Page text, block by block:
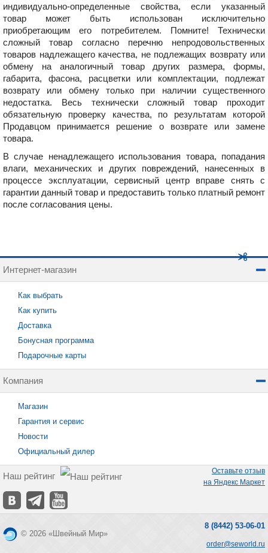
индивидуально-определенные свойства, если указанный
товар может быть использован исключительно
приобретающим его потребителем. Помните! Технически
сложный товар согласно перечню непродовольственных
товаров надлежащего качества, не подлежащих возврату или
обмену на аналогичный товар других размера, формы,
габарита, фасона, расцветки или комплектации, подлежат
возврату или обмену только при наличии существенного
недостатка. Весь технически сложный товар проходит
обязательную проверку качества, по результатам которой
Продавцом принимается решение о возврате или замене
товара.
В случае ненадлежащего использования товара, попадания
влаги, механических и других повреждений, нанесенных в
процессе эксплуатации, сервисный центр вправе снять с
гарантии данный товар и предоставить только платный ремонт
после согласования цены.
Интернет-магазин
Как выбрать
Как купить
Доставка
Бонусная программа
Подарочные карты
Компания
Магазин
Гарантия и сервис
Новости
Официальный дилер
Наш рейтинг
Оставьте отзыв
на Яндекс Маркет
© 2026 «Швейный Мир»
8 (8442) 53-06-01
order@seworld.ru